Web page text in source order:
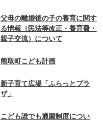
父母の離婚後の子の養育に関す
る情報（民法等改正・養育費・
親子交流）について
熊取町こども計画
新子育て広場「ふらっとプラ
ザ」
こども誰でも通園制度につい